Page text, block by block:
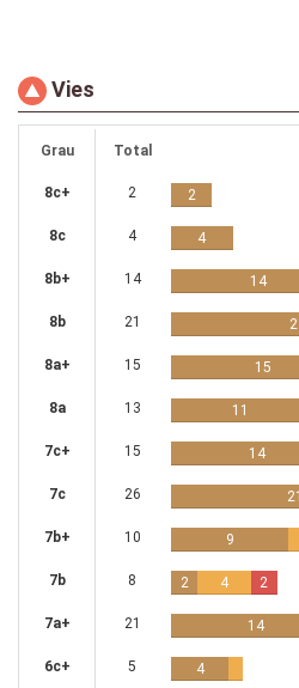
Vies
Grau Total
8c+ 2 2
8c 4 4
8b+ 14 14
8b 21
8a+ 15 15
8a 13 11
7c+ 15 14
7c 26 21
7b+ 10 9
7b 8 2 4 2
7a+ 21 14
6c+ 5 4